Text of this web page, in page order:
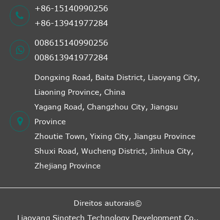
+86-15140990256
+86-13941977284
008615140990256
008613941977284
Dongxing Road, Baita District, Liaoyang City,
Liaoning Province, China
Yagang Road, Changzhou City, Jiangsu
Province
Zhoutie Town, Yixing City, Jiangsu Province
Shuxi Road, Wucheng District, Jinhua City,
Zhejiang Province
Direitos autorais©
Liaoyang Sinotech Technology Development Co.,